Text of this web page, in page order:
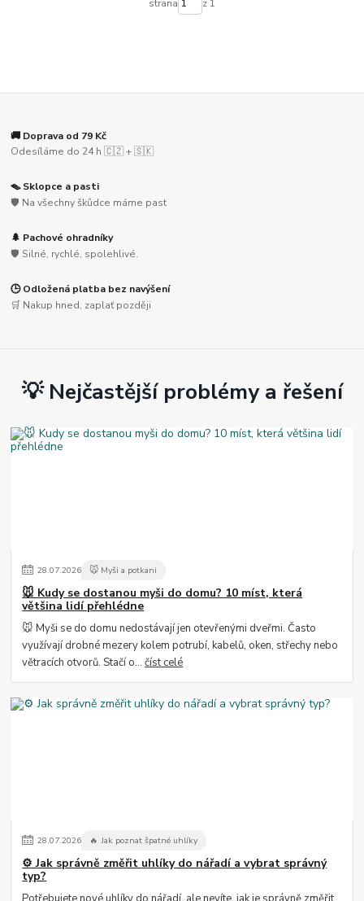
strana z 1
🚚 Doprava od 79 Kč
Odesíláme do 24 h 🇨🇿 + 🇸🇰
🪤 Sklopce a pasti
🛡️ Na všechny škůdce máme past
🌲 Pachové ohradníky
🛡️ Silné, rychlé, spolehlivé.
🕒 Odložená platba bez navýšení
🛒 Nakup hned, zaplať později
💡 Nejčastější problémy a řešení
28.07.2026 🐭 Myši a potkani
🐭 Kudy se dostanou myši do domu? 10 míst, která
většina lidí přehlédne
🐭 Myši se do domu nedostávají jen otevřenými dveřmi. Často
využívají drobné mezery kolem potrubí, kabelů, oken, střechy nebo
větracích otvorů. Stačí o...číst celé
28.07.2026 🔥 Jak poznat špatné uhlíky
⚙️ Jak správně změřit uhlíky do nářadí a vybrat správný
typ?